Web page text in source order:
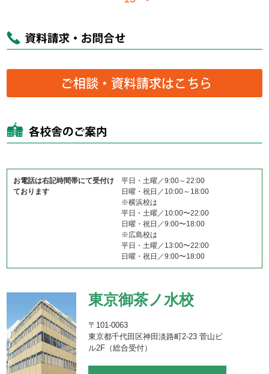
お電話は右記時間帯にて受付け
ております
平日・土曜／9:00～22:00
日曜・祝日／10:00～18:00
※横浜校は
平日・土曜／10:00〜22:00
日曜・祝日／9:00〜18:00
※広島校は
平日・土曜／13:00〜22:00
日曜・祝日／9:00〜18:00
東京御茶ノ水校
〒101-0063
東京都千代田区神田淡路町2-23 菅山ビ
ル2F（総合受付）